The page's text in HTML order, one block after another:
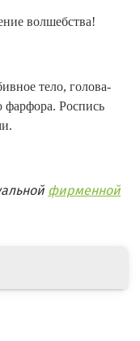
волшебства!
тело, голова-
фарфора. Роспись
фирменной